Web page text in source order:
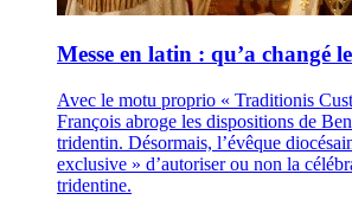
Messe en latin : qu’a changé
Avec le motu proprio « Traditionis
François abroge les dispositions de
tridentin. Désormais, l’évêque
exclusive » d’autoriser ou non la
tridentine.